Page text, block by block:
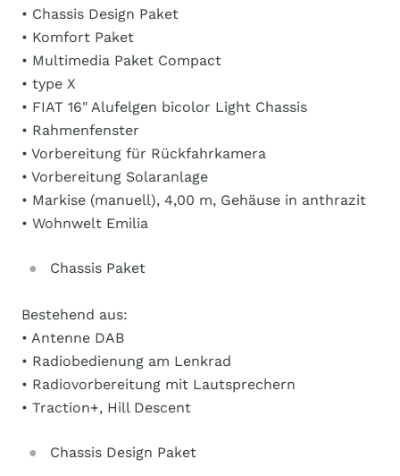
• Chassis Design Paket
• Komfort Paket
• Multimedia Paket Compact
• type X
• FIAT 16" Alufelgen bicolor Light Chassis
• Rahmenfenster
• Vorbereitung für Rückfahrkamera
• Vorbereitung Solaranlage
• Markise (manuell), 4,00 m, Gehäuse in anthrazit
• Wohnwelt Emilia
Chassis Paket
Bestehend aus:
• Antenne DAB
• Radiobedienung am Lenkrad
• Radiovorbereitung mit Lautsprechern
• Traction+, Hill Descent
Chassis Design Paket